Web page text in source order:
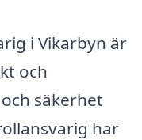
i Vikarbyn är
och
säkerhet
har